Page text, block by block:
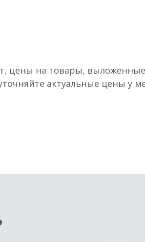
цены на товары,
актуальные цены у